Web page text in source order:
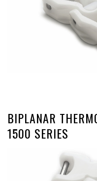
BIPLANAR
1500 SERIES